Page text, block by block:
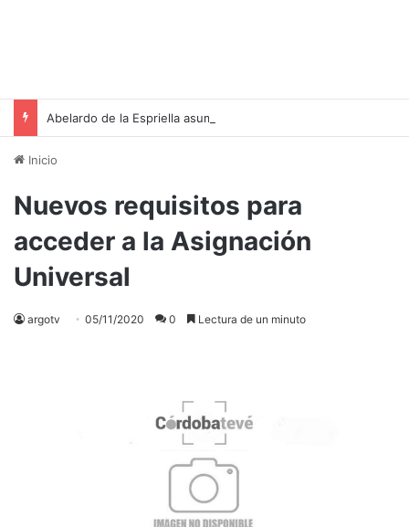
Inicio
Nuevos requisitos para
acceder a la Asignación
Universal
argotv 05/11/2020 0 Lectura de un minuto